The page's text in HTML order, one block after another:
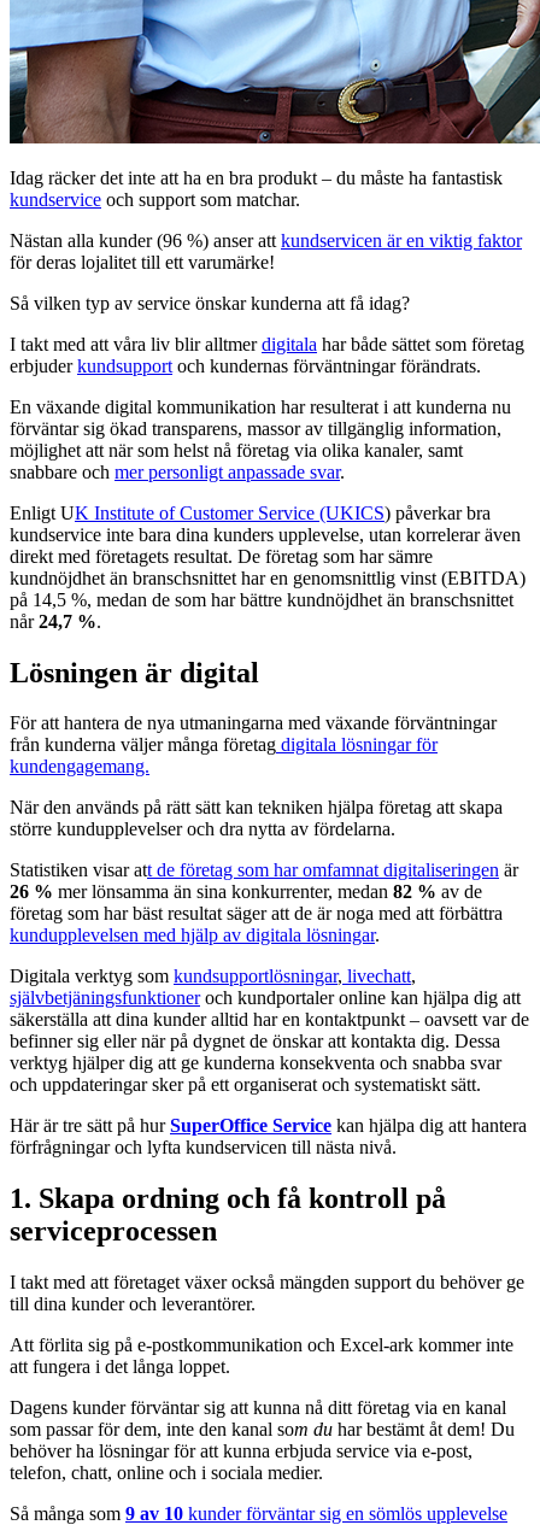
Idag räcker det inte att ha en bra produkt – du måste ha fantastisk
kundservice och support som matchar.
Nästan alla kunder (96 %) anser att kundservicen är en viktig faktor
för deras lojalitet till ett varumärke!
Så vilken typ av service önskar kunderna att få idag?
I takt med att våra liv blir alltmerdigitala har både sättet som företag
erbjuderkundsupport och kundernas förväntningar förändrats.
En växande digital kommunikation har resulterat i att kunderna nu
förväntar sig ökad transparens, massor av tillgänglig information,
möjlighet att när som helst nå företag via olika kanaler, samt
snabbare och mer personligt anpassade svar.
Enligt UK Institute of Customer Service (UKICS) påverkar bra
kundservice inte bara dina kunders upplevelse, utan korrelerar även
direkt med företagets resultat. De företag som har sämre
kundnöjdhet än branschsnittet har en genomsnittlig vinst (EBITDA)
på 14,5 %, medan de som har bättre kundnöjdhet än branschsnittet
når24,7 %.
Lösningen är digital
För att hantera de nya utmaningarna med växande förväntningar
från kunderna väljer många företag digitala lösningar för
kundengagemang.
När den används på rätt sätt kan tekniken hjälpa företag att skapa
större kundupplevelser och dra nytta av fördelarna.
Statistiken visar att de företag som har omfamnat digitaliseringen är
26 % mer lönsamma än sina konkurrenter, medan 82 % av de
företag som har bäst resultat säger att de är noga med att förbättra
kundupplevelsen med hjälp av digitala lösningar.
Digitala verktyg som kundsupportlösningar, livechatt,
självbetjäningsfunktioneroch kundportaler online kan hjälpa dig att
säkerställa att dina kunder alltid har en kontaktpunkt – oavsett var de
befinner sig eller när på dygnet de önskar att kontakta dig. Dessa
verktyg hjälper dig att ge kunderna konsekventa och snabba svar
och uppdateringar sker på ett organiserat och systematiskt sätt.
Här är tre sätt på hurSuperOffice Service kan hjälpa dig att hantera
förfrågningar och lyfta kundservicen till nästa nivå.
1. Skapa ordning och få kontroll på
serviceprocessen
I takt med att företaget växer också mängden support du behöver ge
till dina kunder och leverantörer.
Att förlita sig på e-postkommunikation och Excel-ark kommer inte
att fungera i det långa loppet.
Dagens kunder förväntar sig att kunna nå ditt företag via en kanal
som passar för dem, inte den kanal som du har bestämt åt dem! Du
behöver ha lösningar för att kunna erbjuda service via e-post,
telefon, chatt, online och i sociala medier.
Så många som 9 av 10 kunder förväntar sig en sömlös upplevelse